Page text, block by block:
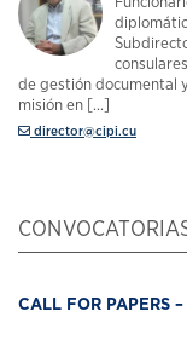
de gestión documental
misión en [...]
director@cipi.cu
CALL FOR PAPERS